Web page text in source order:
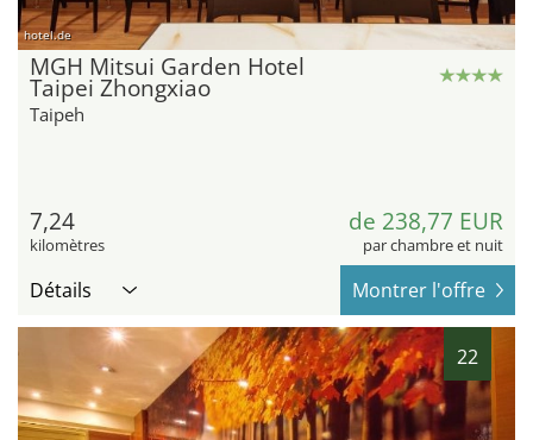
hotel.de
MGH Mitsui Garden Hotel
Taipei Zhongxiao
Taipeh
7,24
kilomètres
de 238,77 EUR
par chambre et nuit
Détails Montrer l'offre
22